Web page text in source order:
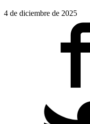
4 de diciembre de 2025